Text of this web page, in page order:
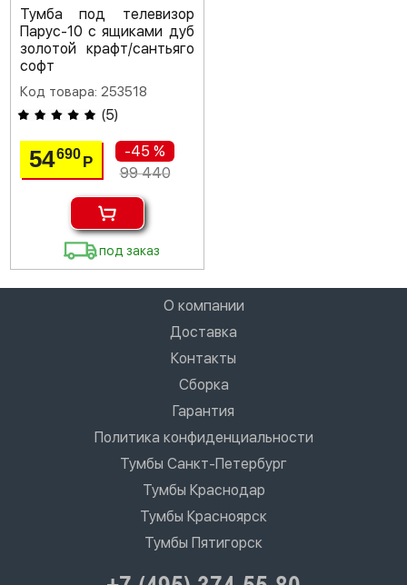
Тумба под телевизор
Парус-10 с ящиками дуб
золотой крафт/сантьяго
софт
Код товара: 253518
(5)
54690Р
-45 %
99 440
под заказ
О компании
Доставка
Контакты
Сборка
Гарантия
Политика конфиденциальности
Тумбы Санкт-Петербург
Тумбы Краснодар
Тумбы Красноярск
Тумбы Пятигорск